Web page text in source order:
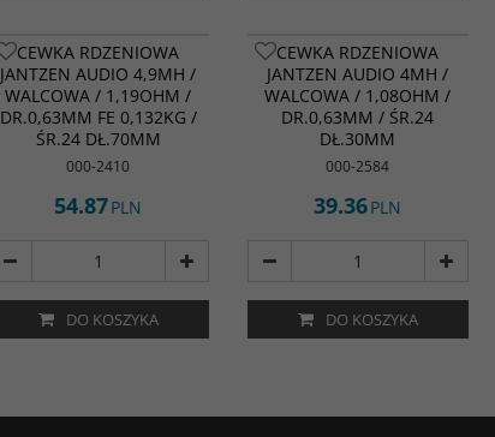
CEWKA RDZENIOWA
JANTZEN AUDIO 4,9MH /
WALCOWA / 1,19OHM /
DR.0,63MM FE 0,132KG /
ŚR.24 DŁ.70MM
000-2410
54.87PLN
DO KOSZYKA
CEWKA RDZENIOWA
JANTZEN AUDIO 4MH /
WALCOWA / 1,08OHM /
DR.0,63MM / ŚR.24
DŁ.30MM
000-2584
39.36PLN
DO KOSZYKA